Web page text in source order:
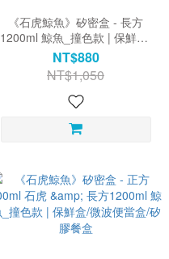
《石虎鯨魚》矽密盒 - 長方
1200ml 鯨魚_撞色款 | 保鮮盒/
微波便當盒/矽膠餐盒
NT$880
NT$1,050